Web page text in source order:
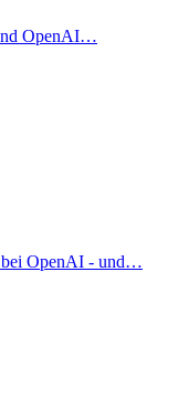
OpenAI…
bei OpenAI - und…